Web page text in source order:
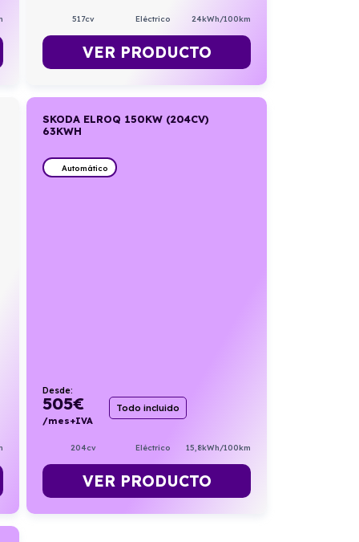
517cv Eléctrico 24kWh/100km
VER PRODUCTO
SKODA ELROQ 150KW (204CV)
63KWH
Automático
Desde:
505€
/mes+IVA
Todo incluido
204cv Eléctrico 15,8kWh/100km
VER PRODUCTO